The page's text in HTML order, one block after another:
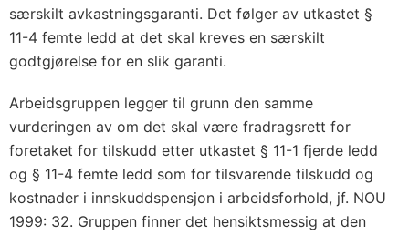
særskilt avkastningsgaranti. Det følger av utkastet §
11-4 femte ledd at det skal kreves en særskilt
godtgjørelse for en slik garanti.
Arbeidsgruppen legger til grunn den samme
vurderingen av om det skal være fradragsrett for
foretaket for tilskudd etter utkastet § 11-1 fjerde ledd
og § 11-4 femte ledd som for tilsvarende tilskudd og
kostnader i innskuddspensjon i arbeidsforhold, jf. NOU
1999: 32. Gruppen finner det hensiktsmessig at den